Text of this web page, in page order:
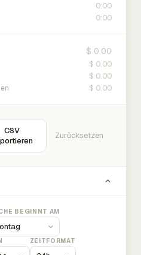
0:00
0:00
$ 0.00
$ 0.00
$ 0.00
$ 0.00
CSV
Zurücksetzen
BEGINNT AM
ZEITFORMAT